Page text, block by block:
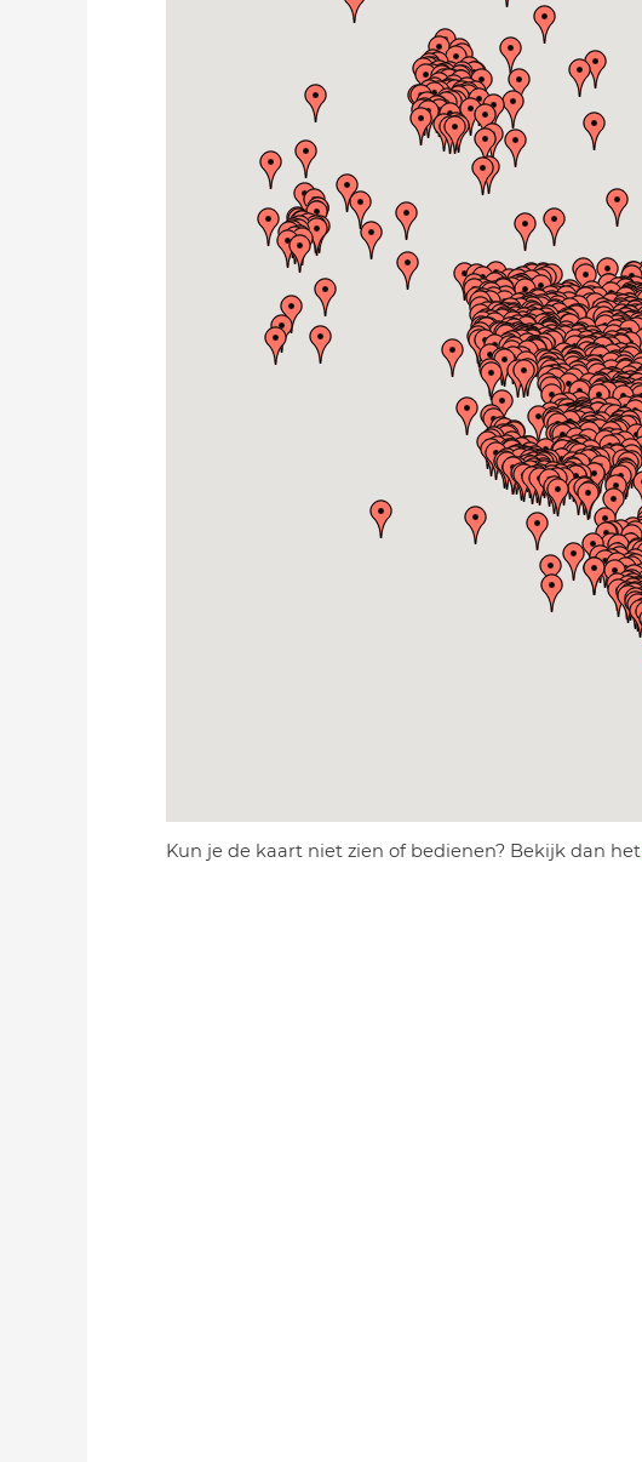
Kun je de kaart niet zien of bedienen? Bekijk dan het